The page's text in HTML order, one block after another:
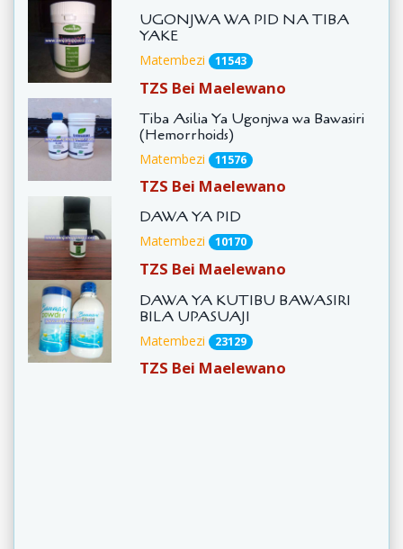
UGONJWA WA PID NA TIBA
YAKE
Matembezi 11543
TZS Bei Maelewano
Tiba Asilia Ya Ugonjwa wa Bawasiri
(Hemorrhoids)
Matembezi 11576
TZS Bei Maelewano
DAWA YA PID
Matembezi 10170
TZS Bei Maelewano
DAWA YA KUTIBU BAWASIRI
BILA UPASUAJI
Matembezi 23129
TZS Bei Maelewano